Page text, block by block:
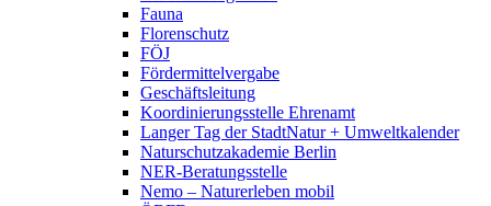
Fauna
Florenschutz
FÖJ
Fördermittelvergabe
Geschäftsleitung
Koordinierungsstelle Ehrenamt
Langer Tag der StadtNatur + Umweltkalender
Naturschutzakademie Berlin
NER-Beratungsstelle
Nemo – Naturerleben mobil